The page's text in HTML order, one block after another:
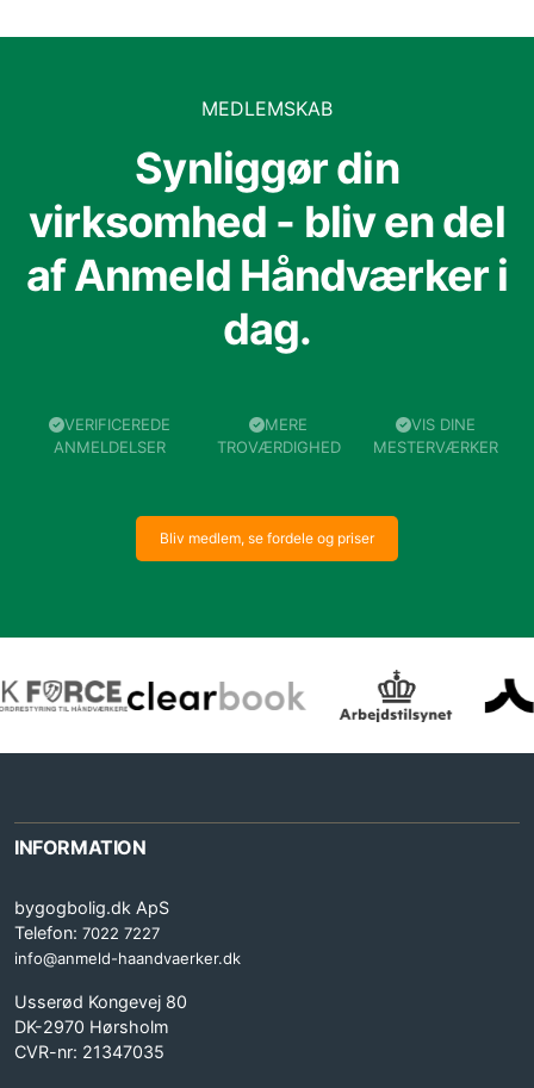
MEDLEMSKAB
Synliggør din
virksomhed - bliv en del
af Anmeld Håndværker i
dag.
VERIFICEREDE
ANMELDELSER
MERE
TROVÆRDIGHED
VIS DINE
MESTERVÆRKER
Bliv medlem, se fordele og priser
INFORMATION
bygogbolig.dk ApS
Telefon: 7022 7227
info@anmeld-haandvaerker.dk
Usserød Kongevej 80
DK-2970 Hørsholm
CVR-nr: 21347035